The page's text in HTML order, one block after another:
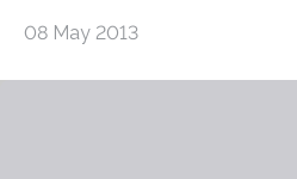
08 May 2013